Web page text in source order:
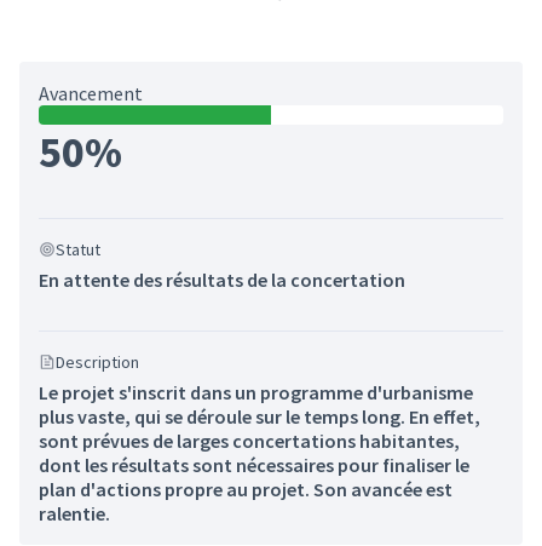
Avancement
50%
Statut
En attente des résultats de la concertation
Description
Le projet s'inscrit dans un programme d'urbanisme
plus vaste, qui se déroule sur le temps long. En effet,
sont prévues de larges concertations habitantes,
dont les résultats sont nécessaires pour finaliser le
plan d'actions propre au projet. Son avancée est
ralentie.